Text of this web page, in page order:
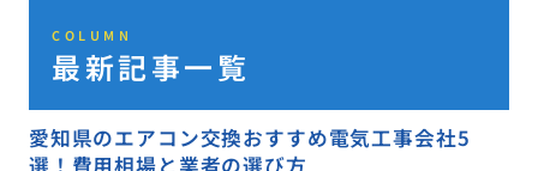
COLUMN
最新記事一覧
愛知県のエアコン交換おすすめ電気工事会社5
選！費用相場と業者の選び方